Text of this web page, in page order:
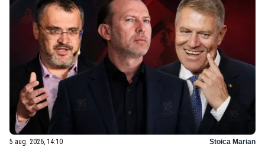
5 aug. 2026, 14:10 Stoica Marian